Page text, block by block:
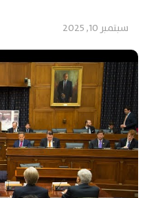
سبتمبر 10, 2025